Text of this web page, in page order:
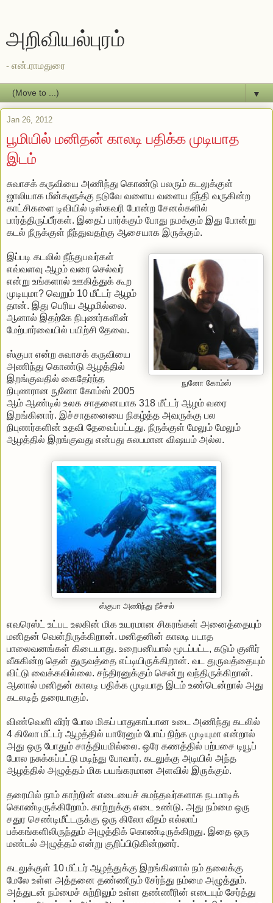
அறிவியல்புரம்
- என்.ராமதுரை
▼
Jan 26, 2012
பூமியில் மனிதன் காலடி பதிக்க முடியாத
இடம்
சுவாசக் கருவியை அணிந்து கொண்டு பலரும் கடலுக்குள்
ஜாலியாக மீன்களுக்கு நடுவே வளைய வளைய நீந்தி வருகின்ற
காட்சிகளை டிவியில் டிஸ்கவரி போன்ற சேனல்களில்
பார்த்திருப்பீர்கள். இதைப் பார்க்கும் போது நமக்கும் இது போன்று
கடல் நீருக்குள் நீந்துவதற்கு ஆசையாக இருக்கும்.
நுனோ கோம்ஸ்
இப்படி கடலில் நீந்துபவர்கள்
எவ்வளவு ஆழம் வரை செல்வர்
என்று உங்களால் ஊகித்துக் கூற
முடியுமா? வெறும் 10 மீட்டர் ஆழம்
தான். இது பெரிய ஆழமில்லை.
ஆனால் இதற்கே நிபுணர்களின்
மேற்பார்வையில் பயிற்சி தேவை.
ஸ்குபா என்ற சுவாசக் கருவியை
அணிந்து கொண்டு ஆழத்தில்
இறங்குவதில் கைதேர்ந்த
நிபுணரான நுனோ கோம்ஸ் 2005
ஆம் ஆண்டில் உலக சாதனையாக 318 மீட்டர் ஆழம் வரை
இறங்கினார். இச்சாதனையை நிகழ்த்த அவருக்கு பல
நிபுணர்களின் உதவி தேவைப்பட்டது. நீருக்குள் மேலும் மேலும்
ஆழத்தில் இறங்குவது என்பது சுலபமான விஷயம் அல்ல.
ஸ்குபா அணிந்து நீச்சல்
எவரெஸ்ட் உட்பட உலகின் மிக உயரமான சிகரங்கள் அனைத்தையும்
மனிதன் வென்றிருக்கிறான். மனிதனின் காலடி படாத
பாலைவனங்கள் கிடையாது. உறைபனியால் மூடப்பட்ட, கடும் குளிர்
வீசுகின்ற தென் துருவத்தை எட்டியிருக்கிறான். வட துருவத்தையும்
விட்டு வைக்கவில்லை. சந்திரனுக்கும் சென்று வந்திருக்கிறான்.
ஆனால் மனிதன் காலடி பதிக்க முடியாத இடம் உண்டென்றால் அது
கடலடித் தரையாகும்.
விண்வெளி வீரர் போல மிகப் பாதுகாப்பான உடை அணிந்து கடலில்
4 கிலோ மீட்டர் ஆழத்தில் யாரேனும் போய் நிற்க முடியுமா என்றால்
அது ஒரு போதும் சாத்தியமில்லை. ஒரே கணத்தில் பற்பசை டியூப்
போல நசுக்கப்பட்டு மடிந்து போவார். கடலுக்கு அடியில் அந்த
ஆழத்தில் அழுத்தம் மிக பயங்கரமான அளவில் இருக்கும்.
தரையில் நாம் காற்றின் எடையைச் சுமந்தவர்களாக நடமாடிக்
கொண்டிருக்கிறோம். காற்றுக்கு எடை உண்டு. அது நம்மை ஒரு
சதுர செண்டிமீட்டருக்கு ஒரு கிலோ வீதம் எல்லாப்
பக்கங்களிலிருந்தும் அழுத்திக் கொண்டிருக்கிறது. இதை ஒரு
மண்டல் அழுத்தம் என்று குறிப்பிடுகின்றனர்.
கடலுக்குள் 10 மீட்டர் ஆழத்துக்கு இறங்கினால் நம் தலைக்கு
மேலே உள்ள அத்தனை தண்ணீரும் சேர்ந்து நம்மை அழுத்தும்.
அத்துடன் நம்மைச் சுற்றிலும் உள்ள தண்ணீரின் எடையும் சேர்த்து